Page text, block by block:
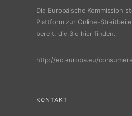
Die Europäische Kommission
Plattform zur Online-
bereit, die Sie hier finden:
http://ec.europa.eu/
KONTAKT